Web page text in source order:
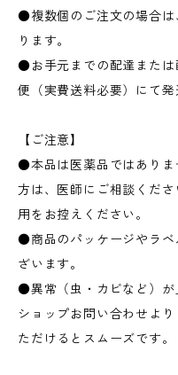
●複数個のご注文の場合は
ります。
●お手元までの配達または
便（実費送料必要）にて発
【ご注意】
●本品は医薬品ではありま
方は、医師にご相談くだ
用をお控えください。
●商品のパッケージやラベ
ざいます。
●異常（虫・カビなど）が
ショップお問い合わせよ
ただけるとスムーズです。